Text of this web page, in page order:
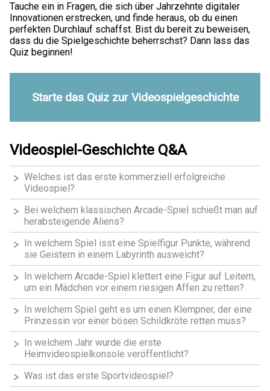
Tauche ein in Fragen, die sich über Jahrzehnte digitaler
Innovationen erstrecken, und finde heraus, ob du einen
perfekten Durchlauf schaffst. Bist du bereit zu beweisen,
dass du die Spielgeschichte beherrschst? Dann lass das
Quiz beginnen!
Starte das Quiz zur Videospielgeschichte
Videospiel-Geschichte Q&A
Welches ist das erste kommerziell erfolgreiche
Videospiel?
Bei welchem klassischen Arcade-Spiel schießt man auf
herabsteigende Aliens?
In welchem Spiel isst eine Spielfigur Punkte, während
sie Geistern in einem Labyrinth ausweicht?
In welchem Arcade-Spiel klettert eine Figur auf Leitern,
um ein Mädchen vor einem riesigen Affen zu retten?
In welchem Spiel geht es um einen Klempner, der eine
Prinzessin vor einer bösen Schildkröte retten muss?
In welchem Jahr wurde die erste
Heimvideospielkonsole veröffentlicht?
Was ist das erste Sportvideospiel?